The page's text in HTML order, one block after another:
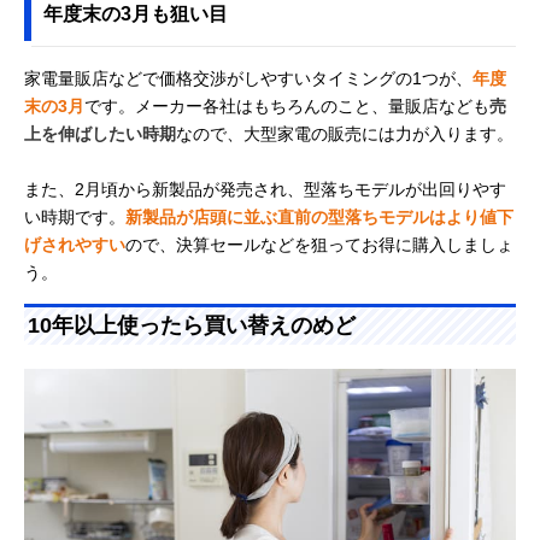
年度末の3月も狙い目
家電量販店などで価格交渉がしやすいタイミングの1つが、 年度
末の3月です。メーカー各社はもちろんのこと、量販店なども売
上を伸ばしたい時期なので、大型家電の販売には力が入ります。
また、2月頃から新製品が発売され、型落ちモデルが出回りやす
い時期です。 新製品が店頭に並ぶ直前の型落ちモデルはより値下
げされやすいので、決算セールなどを狙ってお得に購入しましょ
う。
10年以上使ったら買い替えのめど